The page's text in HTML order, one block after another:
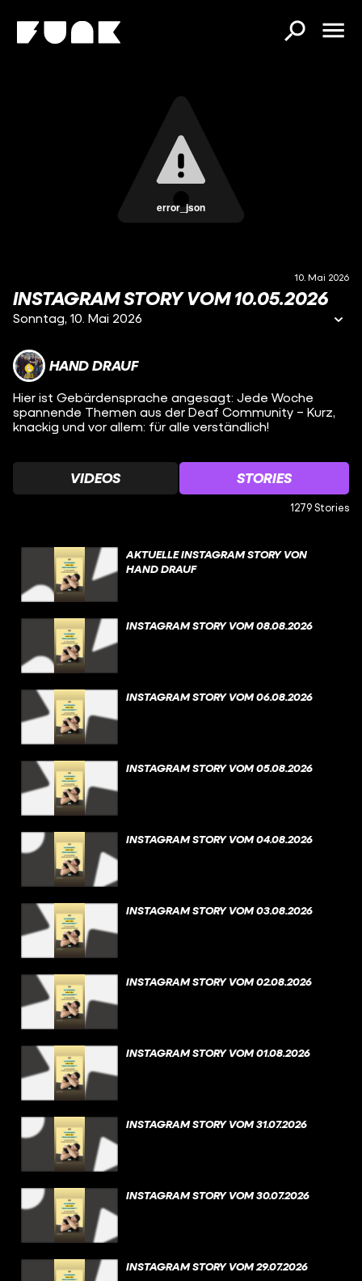
error_json
10. Mai 2026
INSTAGRAM STORY VOM 10.05.2026
Sonntag, 10. Mai 2026
HAND DRAUF
Hier ist Gebärdensprache angesagt: Jede Woche
spannende Themen aus der Deaf Community – Kurz,
knackig und vor allem: für alle verständlich!
VIDEOS STORIES
1279 Stories
AKTUELLE INSTAGRAM STORY VON
HAND DRAUF
INSTAGRAM STORY VOM 08.08.2026
INSTAGRAM STORY VOM 06.08.2026
INSTAGRAM STORY VOM 05.08.2026
INSTAGRAM STORY VOM 04.08.2026
INSTAGRAM STORY VOM 03.08.2026
INSTAGRAM STORY VOM 02.08.2026
INSTAGRAM STORY VOM 01.08.2026
INSTAGRAM STORY VOM 31.07.2026
INSTAGRAM STORY VOM 30.07.2026
INSTAGRAM STORY VOM 29.07.2026